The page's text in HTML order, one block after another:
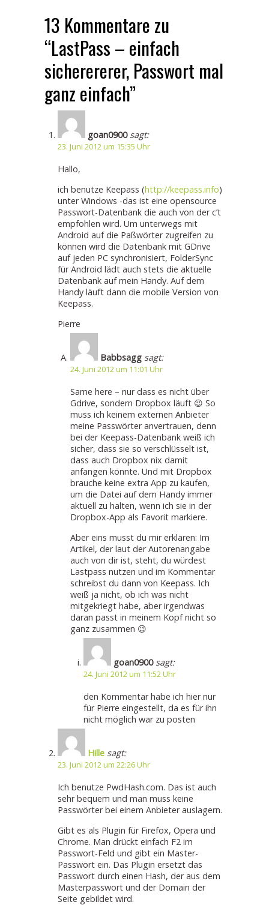
13 Kommentare zu
“LastPass – einfach
sicherererer, Passwort mal
ganz einfach”
goan0900 sagt:
23. Juni 2012 um 15:35 Uhr
Hallo,
ich benutze Keepass (http://keepass.info)
unter Windows -das ist eine opensource
Passwort-Datenbank die auch von der c’t
empfohlen wird. Um unterwegs mit
Android auf die Paßwörter zugreifen zu
können wird die Datenbank mit GDrive
auf jeden PC synchronisiert, FolderSync
für Android lädt auch stets die aktuelle
Datenbank auf mein Handy. Auf dem
Handy läuft dann die mobile Version von
Keepass.
Pierre
Babbsagg sagt:
24. Juni 2012 um 11:01 Uhr
Same here – nur dass es nicht über
Gdrive, sondern Dropbox läuft 😉 So
muss ich keinem externen Anbieter
meine Passwörter anvertrauen, denn
bei der Keepass-Datenbank weiß ich
sicher, dass sie so verschlüsselt ist,
dass auch Dropbox nix damit
anfangen könnte. Und mit Dropbox
brauche keine extra App zu kaufen,
um die Datei auf dem Handy immer
aktuell zu halten, wenn ich sie in der
Dropbox-App als Favorit markiere.
Aber eins musst du mir erklären: Im
Artikel, der laut der Autorenangabe
auch von dir ist, steht, du würdest
Lastpass nutzen und im Kommentar
schreibst du dann von Keepass. Ich
weiß ja nicht, ob ich was nicht
mitgekriegt habe, aber irgendwas
daran passt in meinem Kopf nicht so
ganz zusammen 😉
goan0900 sagt:
24. Juni 2012 um 11:52 Uhr
den Kommentar habe ich hier nur
für Pierre eingestellt, da es für ihn
nicht möglich war zu posten
Hille sagt:
23. Juni 2012 um 22:26 Uhr
Ich benutze PwdHash.com. Das ist auch
sehr bequem und man muss keine
Passwörter bei einem Anbieter auslagern.
Gibt es als Plugin für Firefox, Opera und
Chrome. Man drückt einfach F2 im
Passwort-Feld und gibt ein Master-
Passwort ein. Das Plugin ersetzt das
Passwort durch einen Hash, der aus dem
Masterpasswort und der Domain der
Seite gebildet wird.